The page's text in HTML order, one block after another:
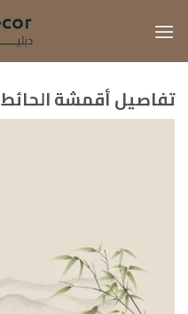
للمحتوى
تفاصيل أقمشة الحائط